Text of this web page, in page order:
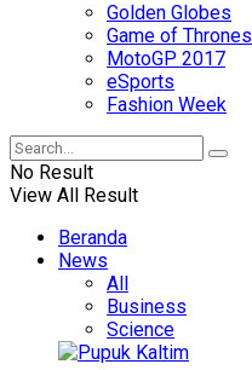
Golden Globes
Game of Thrones
MotoGP 2017
eSports
Fashion Week
No Result
View All Result
Beranda
News
All
Business
Science